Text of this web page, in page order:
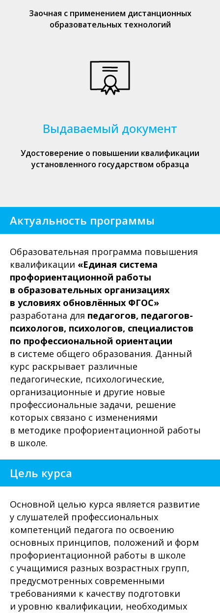
Заочная с применением дистанционных
образовательных технологий
Выдаваемый документ
Удостоверение о повышении квалификации
установленного государством образца
Актуальность программы
Образовательная программа повышения
квалификации «Единая система
профориентационной работы
в образовательных организациях
в условиях обновлённых ФГОС»
разработана для педагогов, педагогов-
психологов, психологов, специалистов
по профессиональной ориентации
в системе общего образования. Данный
курс раскрывает различные
педагогические, психологические,
организационные и другие новые
профессиональные задачи, решение
которых связано с изменениями
в методике профориентационной работы
в школе.
Цель курса
Основной целью курса является развитие
у слушателей профессиональных
компетенций педагога по освоению
основных принципов, положений и форм
профориентационной работы в школе
с учащимися разных возрастных групп,
предусмотренных современными
требованиями к качеству подготовки
и уровню квалификации, необходимых